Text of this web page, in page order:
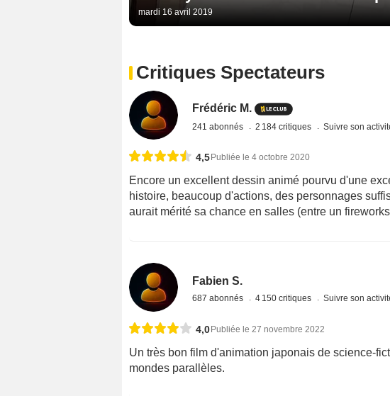
mardi 16 avril 2019
Critiques Spectateurs
Frédéric M.
241 abonnés 2 184 critiques Suivre son
4,5Publiée le 4 octobre 2020
Encore un excellent dessin animé pourvu d'une
histoire, beaucoup d'actions, des personnages
aurait mérité sa chance en salles (entre un
Fabien S.
687 abonnés 4 150 critiques Suivre son
4,0Publiée le 27 novembre 2022
Un très bon film d'animation japonais de science-
mondes parallèles.